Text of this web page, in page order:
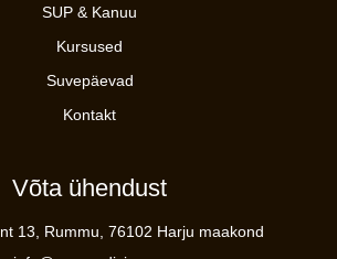
SUP & Kanuu
Kursused
Suvepäevad
Kontakt
Võta ühendust
13, Rummu, 76102 Harju maakond